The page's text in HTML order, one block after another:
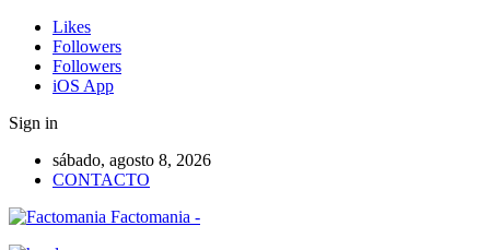
Likes
Followers
Followers
iOS App
Sign in
sábado, agosto 8, 2026
CONTACTO
Factomania -